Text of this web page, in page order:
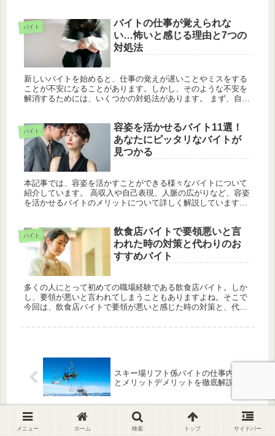
バイト
バイトの仕事が覚えられな
い…怖いと感じる理由と7つの
対処法
新しいバイトを始めると、仕事の覚えが遅いことやミスをする
ことが不安になることがあります。しかし、そのような不安を
解消するためには、いくつかの対処法があります。 まず、自分
バイト
容姿を活かせるバイト11選！
あなたにピッタリなバイトが
見つかる
本記事では、容姿を活かすことができる様々なバイトについて
紹介しています。 高収入や自己表現、人脈の広がりなど、容姿
を活かせるバイトのメリットについて詳しく解説しています。
バイト
飲食店バイトで要領悪いと言
われた時の対策と代わりのお
すすめバイト
多くの人にとって初めての職場経験である飲食店バイト。しか
し、要領が悪いと言われてしまうこともありますよね。そこで
今回は、飲食店バイトで要領が悪いと感じた時の対策と、代わ
スキー場リフト係バイトの仕事内容
とメリットデメリットを徹底解説
タイミーは中高年でも使える？おす
メニュー ホーム 検索 トップ サイドバー